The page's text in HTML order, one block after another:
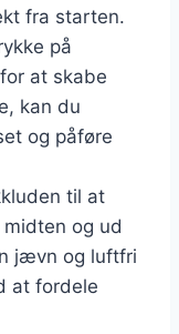
fra starten.
på
at skabe
kan du
og påføre
til at
og ud
jævn og luftfri
at fordele